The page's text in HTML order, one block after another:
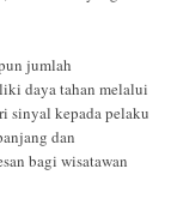
jumlah
daya tahan melalui
sinyal kepada pelaku
dan
bagi wisatawan